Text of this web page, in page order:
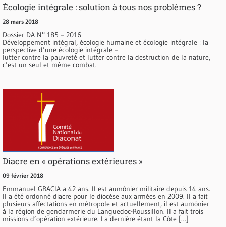
Écologie intégrale : solution à tous nos problèmes ?
28 mars 2018
Dossier DA N° 185 – 2016
Développement intégral, écologie humaine et écologie intégrale : la
perspective d’une écologie intégrale –
lutter contre la pauvreté et lutter contre la destruction de la nature,
c’est un seul et même combat.
Diacre en « opérations extérieures »
09 février 2018
Emmanuel GRACIA a 42 ans. Il est aumônier militaire depuis 14 ans.
Il a été ordonné diacre pour le diocèse aux armées en 2009. Il a fait
plusieurs affectations en métropole et actuellement, il est aumônier
à la région de gendarmerie du Languedoc-Roussillon. Il a fait trois
missions d’opération extérieure. La dernière étant la Côte […]